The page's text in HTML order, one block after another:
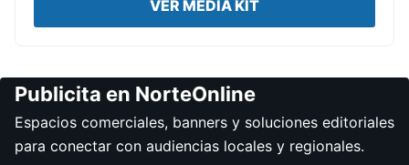
VER MEDIA KIT
Publicita en NorteOnline
Espacios comerciales, banners y soluciones editoriales
para conectar con audiencias locales y regionales.